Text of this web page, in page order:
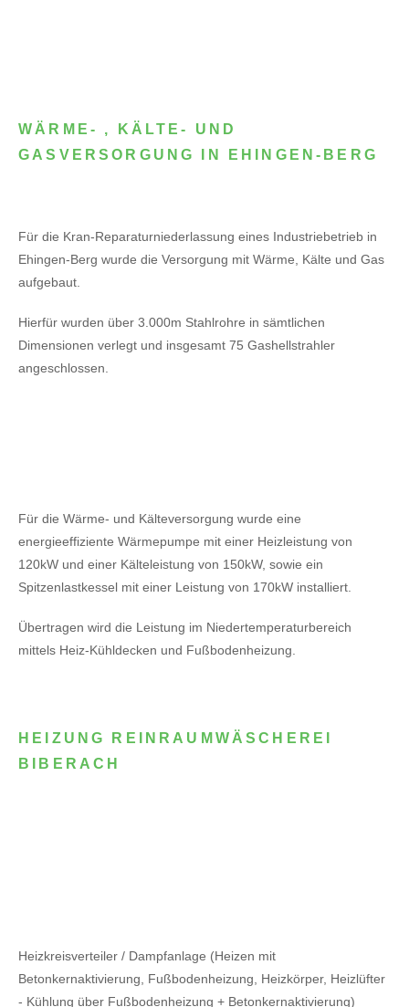
WÄRME- , KÄLTE- UND
GASVERSORGUNG IN EHINGEN-BERG
Für die Kran-Reparaturniederlassung eines Industriebetrieb in
Ehingen-Berg wurde die Versorgung mit Wärme, Kälte und Gas
aufgebaut.
Hierfür wurden über 3.000m Stahlrohre in sämtlichen
Dimensionen verlegt und insgesamt 75 Gashellstrahler
angeschlossen.
Für die Wärme- und Kälteversorgung wurde eine
energieeffiziente Wärmepumpe mit einer Heizleistung von
120kW und einer Kälteleistung von 150kW, sowie ein
Spitzenlastkessel mit einer Leistung von 170kW installiert.
Übertragen wird die Leistung im Niedertemperaturbereich
mittels Heiz-Kühldecken und Fußbodenheizung.
HEIZUNG REINRAUMWÄSCHEREI
BIBERACH
Heizkreisverteiler / Dampfanlage (Heizen mit
Betonkernaktivierung, Fußbodenheizung, Heizkörper, Heizlüfter
- Kühlung über Fußbodenheizung + Betonkernaktivierung)